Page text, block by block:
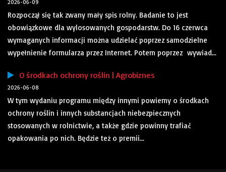
2026-06-09
Rozpoczął się tak zwany mały spis rolny. Badanie to jest
obowiązkowe dla wylosowanych gospodarstw. Do 16 czerwca
wymaganych informacji można udzielać poprzez samodzielne
wypełnienie formularza przez Internet. Potem poprzez wywiad...
O środkach ochrony roślin | Agrobiznes
2026-06-08
W tym wydaniu programu między innymi powiemy o środkach
ochrony roślin i innych substancjach niebezpiecznych
stosowanych w rolnictwie, a także gdzie powinny trafiać
opakowania po nich. Będzie też o premii...